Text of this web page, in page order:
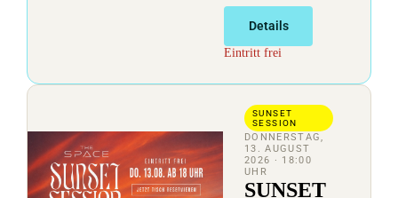
Details
Eintritt frei
SUNSET
SESSION
DONNERSTAG,
13. AUGUST
2026 · 18:00
UHR
SUNSET